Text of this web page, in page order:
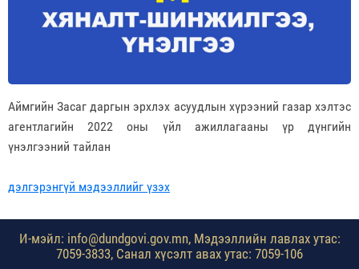
Аймгийн Засаг даргын эрхлэх асуудлын хүрээний газар хэлтэс
агентлагийн 2022 оны үйл ажиллагааны үр дүнгийн
үнэлгээний тайлан
дэлгэрэнгүй мэдээллийг үзэх
И-мэйл: info@dundgovi.gov.mn, Мэдээллийн лавлах утас:
7059-3833, Санал хүсэлт авах утас: 7059-106